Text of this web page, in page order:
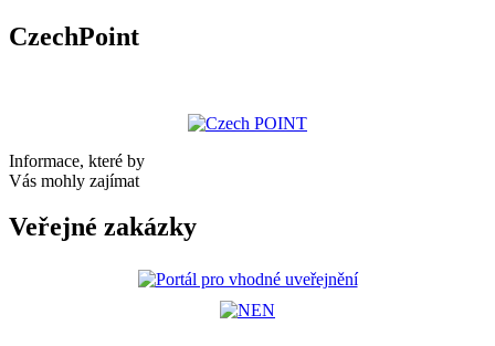
CzechPoint
Informace, které by
Vás mohly zajímat
Veřejné zakázky